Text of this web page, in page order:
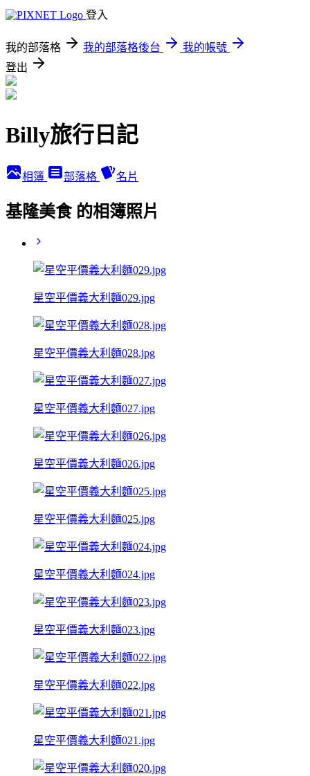
登入
我的部落格 我的部落格後台
我的帳號
登出
Billy旅行日記
相簿 部落格 名片
基隆美食 的相簿照片
星空平價義大利麵029.jpg
星空平價義大利麵028.jpg
星空平價義大利麵027.jpg
星空平價義大利麵026.jpg
星空平價義大利麵025.jpg
星空平價義大利麵024.jpg
星空平價義大利麵023.jpg
星空平價義大利麵022.jpg
星空平價義大利麵021.jpg